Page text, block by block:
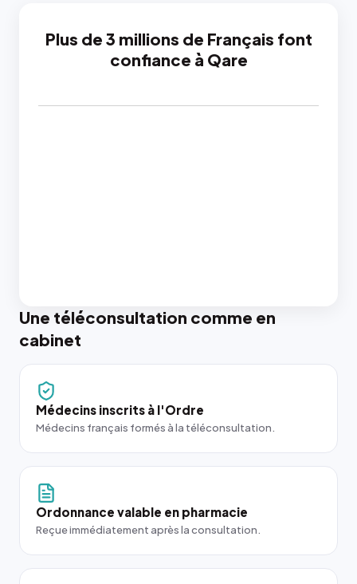
Plus de 3 millions de Français font
confiance à Qare
Une téléconsultation comme en
cabinet
Médecins inscrits à l'Ordre
Médecins français formés à la téléconsultation.
Ordonnance valable en pharmacie
Reçue immédiatement après la consultation.